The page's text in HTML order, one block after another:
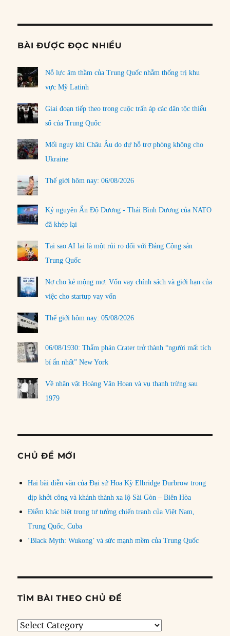
BÀI ĐƯỢC ĐỌC NHIỀU
Nỗ lực âm thầm của Trung Quốc nhằm thống trị khu
vực Mỹ Latinh
Giai đoạn tiếp theo trong cuộc trấn áp các dân tộc thiểu
số của Trung Quốc
Mối nguy khi Châu Âu do dự hỗ trợ phòng không cho
Ukraine
Thế giới hôm nay: 06/08/2026
Kỷ nguyên Ấn Độ Dương - Thái Bình Dương của NATO
đã khép lại
Tại sao AI lại là một rủi ro đối với Đảng Cộng sản
Trung Quốc
Nợ cho kẻ mộng mơ: Vốn vay chính sách và giới hạn của
việc cho startup vay vốn
Thế giới hôm nay: 05/08/2026
06/08/1930: Thẩm phán Crater trở thành “người mất tích
bí ẩn nhất” New York
Về nhân vật Hoàng Văn Hoan và vụ thanh trừng sau
1979
CHỦ ĐỀ MỚI
Hai bài diễn văn của Đại sứ Hoa Kỳ Elbridge Durbrow trong
dịp khởi công và khánh thành xa lộ Sài Gòn – Biên Hòa
Điểm khác biệt trong tư tưởng chiến tranh của Việt Nam,
Trung Quốc, Cuba
‘Black Myth: Wukong’ và sức mạnh mềm của Trung Quốc
TÌM BÀI THEO CHỦ ĐỀ
Tìm